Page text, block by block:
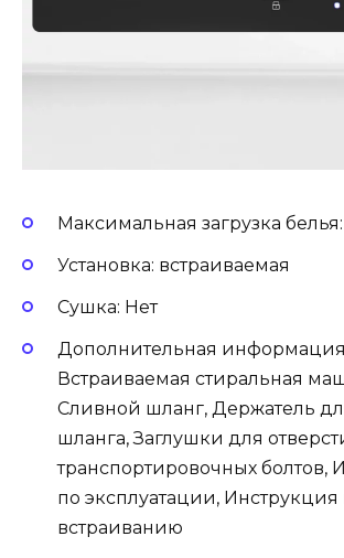
Максимальная загрузка
Установка: встраиваемая
Сушка: Нет
Дополнительная
Встраиваемая стиральная
Сливной шланг, Держатель
шланга, Заглушки для
транспортировочных болтов,
по эксплуатации, Инструкция
встраиванию